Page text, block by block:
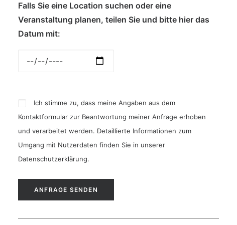
Falls Sie eine Location suchen oder eine
Veranstaltung planen, teilen Sie und bitte hier das
Datum mit:
Ich stimme zu, dass meine Angaben aus dem
Kontaktformular zur Beantwortung meiner Anfrage erhoben
und verarbeitet werden. Detaillierte Informationen zum
Umgang mit Nutzerdaten finden Sie in unserer
Datenschutzerklärung.